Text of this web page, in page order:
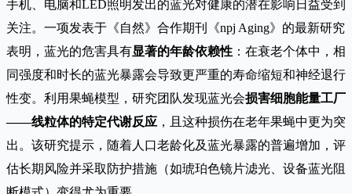
手机、电脑和LED照明发出的蓝光对健康的潜在影响日益受到
关注。一项发表于《自然》合作期刊《npj Aging》的最新研究
表明，蓝光的危害具有显著的年龄依赖性 ：在衰老个体中，相
同强度和时长的蓝光暴露会导致更严重的寿命缩短和神经退行
性变。利用果蝇模型，研究团队发现蓝光会损害细胞能量工厂
——线粒体的特定代谢反应 ，且这种损伤在老年果蝇中更为突
出。该研究提示，随着人口老龄化及蓝光暴露的普遍增加，评
估长期风险并采取防护措施（如琥珀色镜片滤光、设备蓝光阻